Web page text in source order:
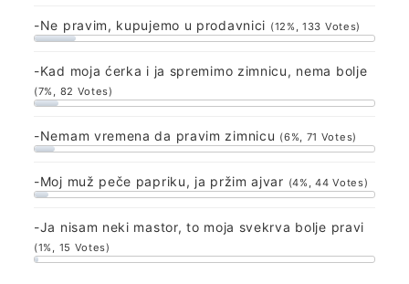
-Ne pravim, kupujemo u prodavnici (12%, 133 Votes)
-Kad moja ćerka i ja spremimo zimnicu, nema bolje
(7%, 82 Votes)
-Nemam vremena da pravim zimnicu (6%, 71 Votes)
-Moj muž peče papriku, ja pržim ajvar (4%, 44 Votes)
-Ja nisam neki mastor, to moja svekrva bolje pravi
(1%, 15 Votes)